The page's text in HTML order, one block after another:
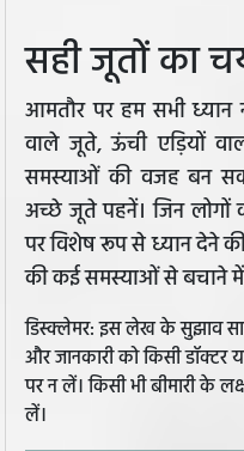
सही जूतों का
आमतौर पर हम सभी ध्यान
वाले जूते, ऊंची एड़ियों
समस्याओं की वजह बन
अच्छे जूते पहनें। जिन लोगों
पर विशेष रूप से ध्यान देने
की कई समस्याओं से बचाने
डिस्क्लेमर: इस लेख के सुझाव
और जानकारी को किसी
पर न लें। किसी भी बीमारी के
लें।